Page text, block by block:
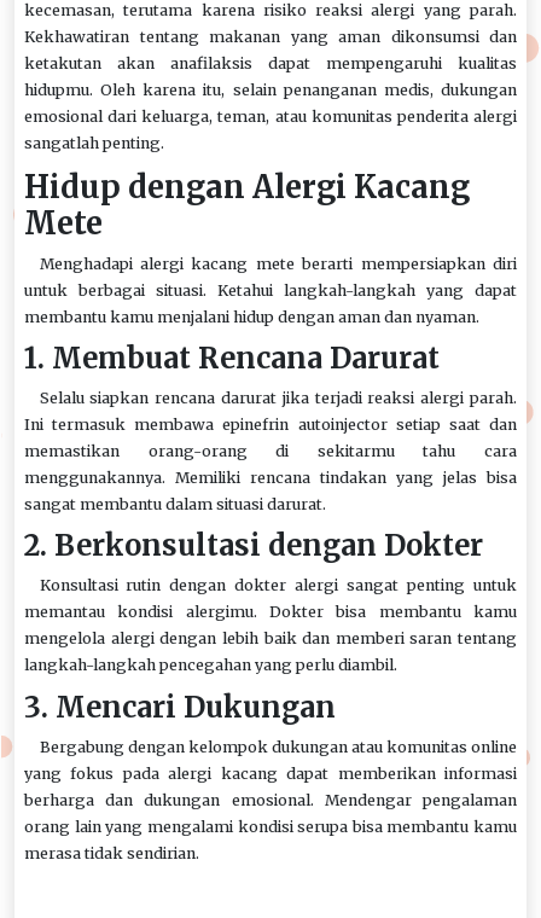
kecemasan, terutama karena risiko reaksi alergi yang parah.
Kekhawatiran tentang makanan yang aman dikonsumsi dan
ketakutan akan anafilaksis dapat mempengaruhi kualitas
hidupmu. Oleh karena itu, selain penanganan medis, dukungan
emosional dari keluarga, teman, atau komunitas penderita alergi
sangatlah penting.
Hidup dengan Alergi Kacang
Mete
Menghadapi alergi kacang mete berarti mempersiapkan diri
untuk berbagai situasi. Ketahui langkah-langkah yang dapat
membantu kamu menjalani hidup dengan aman dan nyaman.
1. Membuat Rencana Darurat
Selalu siapkan rencana darurat jika terjadi reaksi alergi parah.
Ini termasuk membawa epinefrin autoinjector setiap saat dan
memastikan orang-orang di sekitarmu tahu cara
menggunakannya. Memiliki rencana tindakan yang jelas bisa
sangat membantu dalam situasi darurat.
2. Berkonsultasi dengan Dokter
Konsultasi rutin dengan dokter alergi sangat penting untuk
memantau kondisi alergimu. Dokter bisa membantu kamu
mengelola alergi dengan lebih baik dan memberi saran tentang
langkah-langkah pencegahan yang perlu diambil.
3. Mencari Dukungan
Bergabung dengan kelompok dukungan atau komunitas online
yang fokus pada alergi kacang dapat memberikan informasi
berharga dan dukungan emosional. Mendengar pengalaman
orang lain yang mengalami kondisi serupa bisa membantu kamu
merasa tidak sendirian.